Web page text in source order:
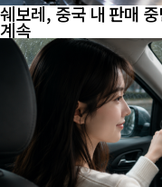
쉐보레, 중국 내 판매
계속